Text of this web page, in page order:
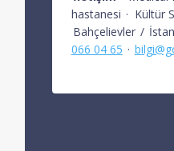
hastanesi · Kültür
Bahçelievler /
066 04 65 ·